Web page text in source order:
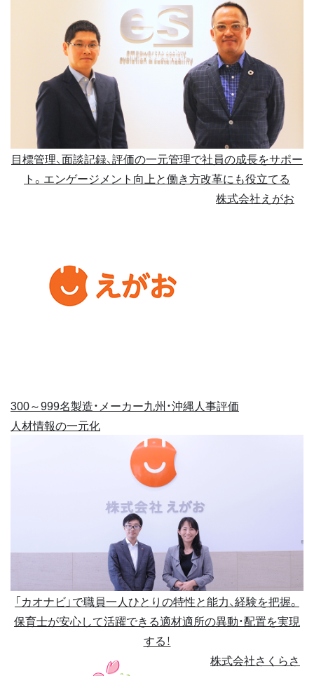
目標管理、面談記録、評価の一元管理で社員の成長をサポー
ト。エンゲージメント向上と働き方改革にも役立てる
株式会社えがお
300～999名製造・メーカー九州・沖縄人事評価
人材情報の一元化
「カオナビ」で職員一人ひとりの特性と能力、経験を把握。
保育士が安心して活躍できる適材適所の異動・配置を実現
する！
株式会社さくらさ